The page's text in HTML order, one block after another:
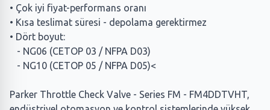
• Çok iyi fiyat-performans oranı
• Kısa teslimat süresi - depolama gerektirmez
• Dört boyut:
- NG06 (CETOP 03 / NFPA D03)
- NG10 (CETOP 05 / NFPA D05)<
Parker Throttle Check Valve - Series FM - FM4DDTVHT,